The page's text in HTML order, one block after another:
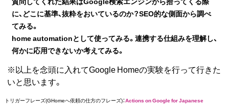
に、どこに基準、抜粋をおいているのか？SEO的な側面から調べ
てみる。
home automationとして使ってみる。連携する仕組みを理解し、
何かに応用できないか考えてみる。
※以上を念頭に入れてGoogle Homeの実験を行って行きた
いと思います。
トリガーフレーズ(GHomeへ依頼の仕方のフレーズ)：Actions on Google for Japanese